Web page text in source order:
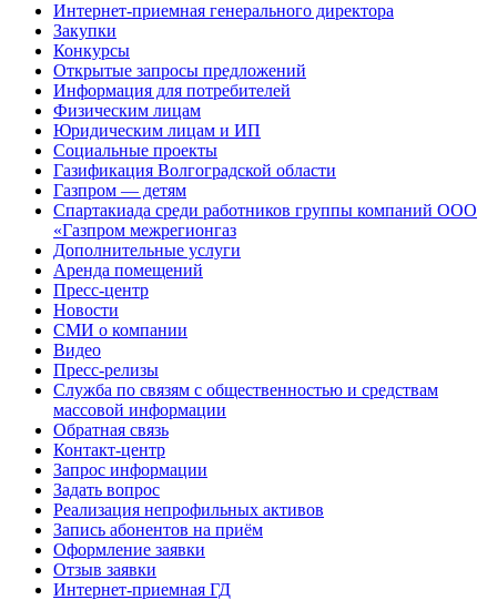
Интернет-приемная генерального директора
Закупки
Конкурсы
Открытые запросы предложений
Информация для потребителей
Физическим лицам
Юридическим лицам и ИП
Социальные проекты
Газификация Волгоградской области
Газпром — детям
Спартакиада среди работников группы компаний ООО
«Газпром межрегионгаз
Дополнительные услуги
Аренда помещений
Пресс-центр
Новости
СМИ о компании
Видео
Пресс-релизы
Служба по связям с общественностью и средствам
массовой информации
Обратная связь
Контакт-центр
Запрос информации
Задать вопрос
Реализация непрофильных активов
Запись абонентов на приём
Оформление заявки
Отзыв заявки
Интернет-приемная ГД